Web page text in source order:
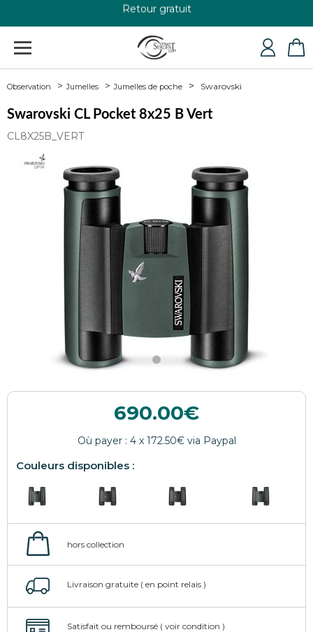
+33 4 79 24 76 84
Observation Jumelles Jumelles de poche Swarovski
Swarovski CL Pocket 8x25 B Vert
CL8X25B_VERT
690.00